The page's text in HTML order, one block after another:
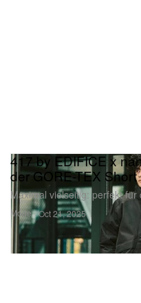
Mode
417 by EDIFICE x
der GORE-TEX
Maximal vielseitig: perfekt
Oct 21, 2025